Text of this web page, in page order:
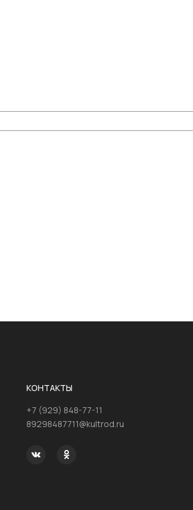
КОНТАКТЫ
+7 (929) 848-77-11
89298487711@kultrod.ru